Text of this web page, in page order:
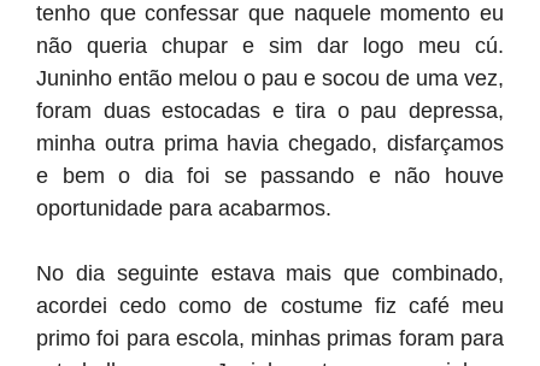
tenho que confessar que naquele momento eu
não queria chupar e sim dar logo meu cú.
Juninho então melou o pau e socou de uma vez,
foram duas estocadas e tira o pau depressa,
minha outra prima havia chegado, disfarçamos
e bem o dia foi se passando e não houve
oportunidade para acabarmos.
No dia seguinte estava mais que combinado,
acordei cedo como de costume fiz café meu
primo foi para escola, minhas primas foram para